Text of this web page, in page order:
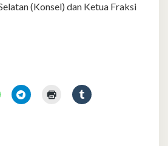
(Konsel) dan Ketua Fraksi